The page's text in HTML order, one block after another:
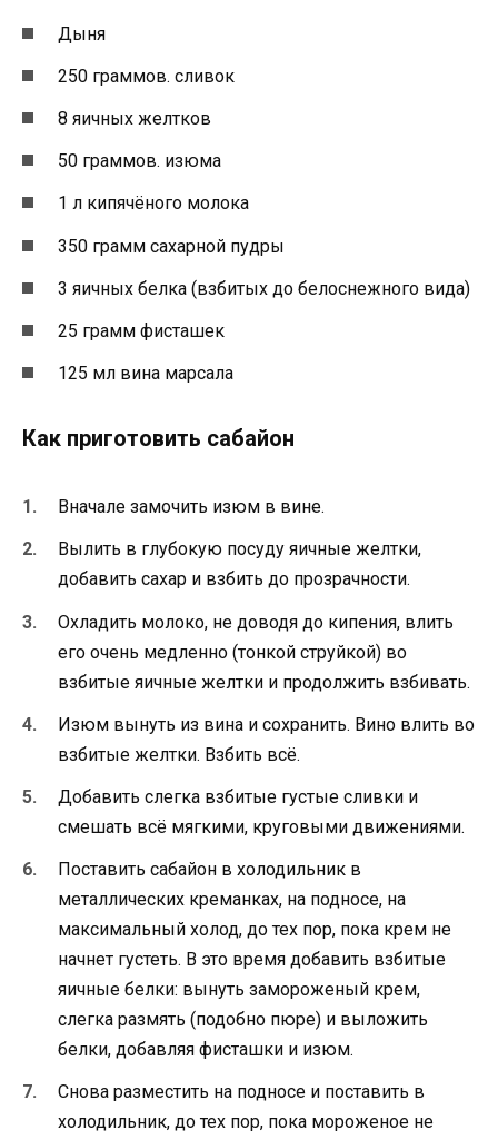
Дыня
250 граммов. сливок
8 яичных желтков
50 граммов. изюма
1 л кипячёного молока
350 грамм сахарной пудры
3 яичных белка (взбитых до белоснежного вида)
25 грамм фисташек
125 мл вина марсала
Как приготовить сабайон
Вначале замочить изюм в вине.
Вылить в глубокую посуду яичные желтки,
добавить сахар и взбить до прозрачности.
Охладить молоко, не доводя до кипения, влить
его очень медленно (тонкой струйкой) во
взбитые яичные желтки и продолжить взбивать.
Изюм вынуть из вина и сохранить. Вино влить во
взбитые желтки. Взбить всё.
Добавить слегка взбитые густые сливки и
смешать всё мягкими, круговыми движениями.
Поставить сабайон в холодильник в
металлических креманках, на подносе, на
максимальный холод, до тех пор, пока крем не
начнет густеть. В это время добавить взбитые
яичные белки: вынуть замороженый крем,
слегка размять (подобно пюре) и выложить
белки, добавляя фисташки и изюм.
Снова разместить на подносе и поставить в
холодильник, до тех пор, пока мороженое не